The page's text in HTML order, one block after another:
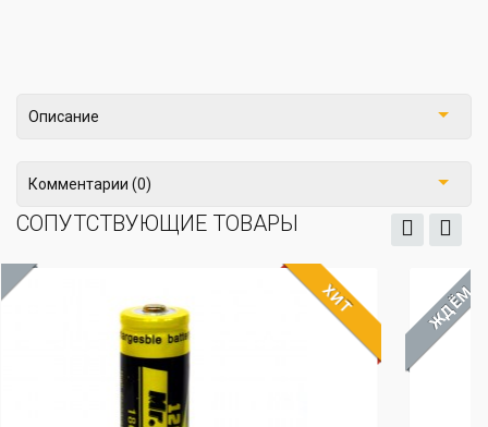
Описание
Комментарии (0)
СОПУТСТВУЮЩИЕ ТОВАРЫ
ЖДЁМ